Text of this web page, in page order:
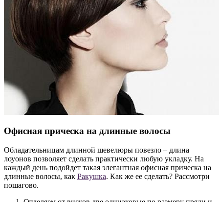
Офисная прическа на длинные волосы
Обладательницам длинной шевелюры повезло – длина
лоуонов позволяет сделать практически любую укладку. На
каждый день подойдет такая элегантная офисная прическа на
длинные волосы, как Ракушка. Как же ее сделать? Рассмотри
пошагово.